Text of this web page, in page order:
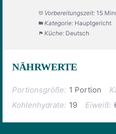
Vorbereitungszeit: 15
Kategorie: Hauptgericht
Küche: Deutsch
NÄHRWERTE
Portionsgröße: 1 Portion
Kohlenhydrate: 19 Eiweiß: